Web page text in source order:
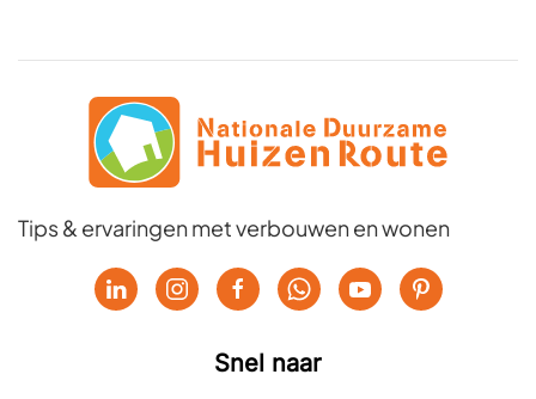
Tips & ervaringen met verbouwen en wonen
Snel naar